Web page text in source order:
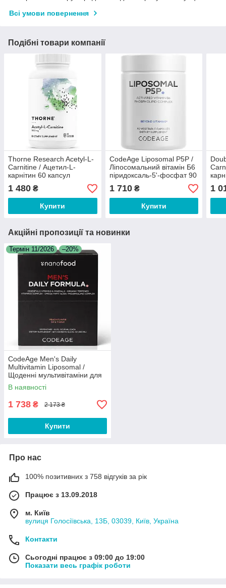
Всі умови повернення
Подібні товари компанії
Thorne Research Acetyl-L-
Carnitine / Ацетил-L-
карнітин 60 капсул
1 480 ₴
Купити
CodeAge Liposomal P5P /
Ліпосомальний вітамін Б6
піридоксаль-5'-фосфат 90
капсул
1 710₴
Купити
1
Акційні пропозиції та новинки
Термін 11/2026 –20%
CodeAge Men's Daily
Multivitamin Liposomal /
Щоденні мультивітаміни для
чоловіків ліпосомальні 30
саше Термін 11/2026
В наявності
1 738 ₴ 2 173 ₴
Купити
Про нас
100% позитивних з 758 відгуків за рік
Працює з 13.09.2018
м. Київ
вулиця Голосіївська, 13Б, 03039, Київ, Україна
Контакти
Сьогодні працює з 09:00 до 19:00
Показати весь графік роботи